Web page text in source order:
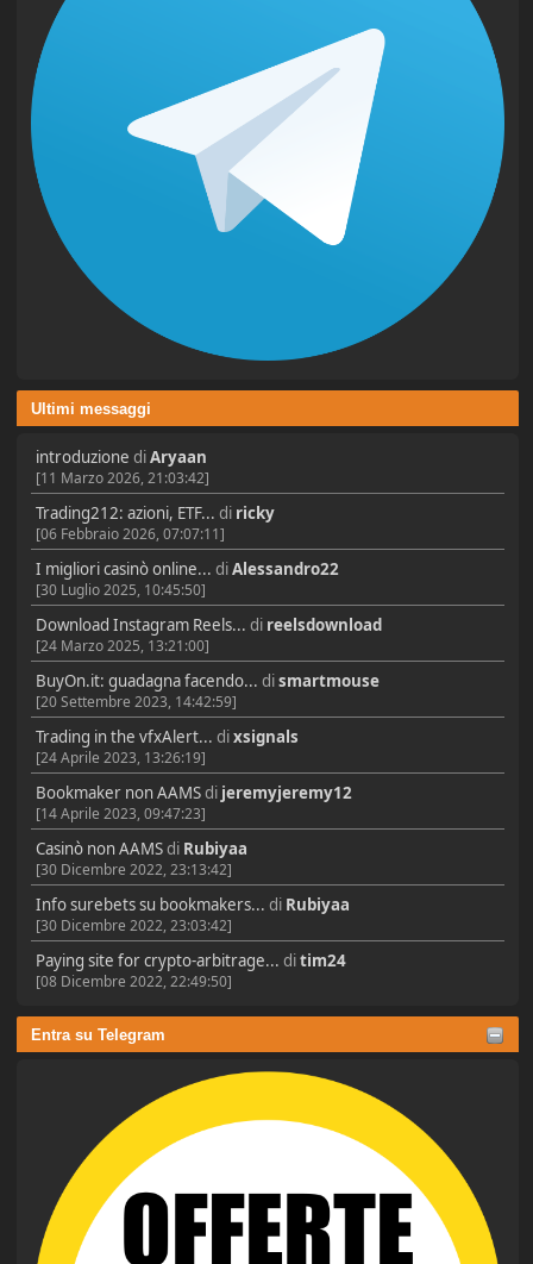
Ultimi messaggi
introduzione diAryaan
[11 Marzo 2026, 21:03:42]
Trading212: azioni, ETF... di ricky
[06 Febbraio 2026, 07:07:11]
I migliori casinò online... diAlessandro22
[30 Luglio 2025, 10:45:50]
Download Instagram Reels... di reelsdownload
[24 Marzo 2025, 13:21:00]
BuyOn.it: guadagna facendo... dismartmouse
[20 Settembre 2023, 14:42:59]
Trading in the vfxAlert... dixsignals
[24 Aprile 2023, 13:26:19]
Bookmaker non AAMSdi jeremyjeremy12
[14 Aprile 2023, 09:47:23]
Casinò non AAMSdi Rubiyaa
[30 Dicembre 2022, 23:13:42]
Info surebets su bookmakers... di Rubiyaa
[30 Dicembre 2022, 23:03:42]
Paying site for crypto-arbitrage... ditim24
[08 Dicembre 2022, 22:49:50]
Entra su Telegram